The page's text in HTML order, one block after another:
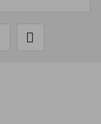
Weiter
